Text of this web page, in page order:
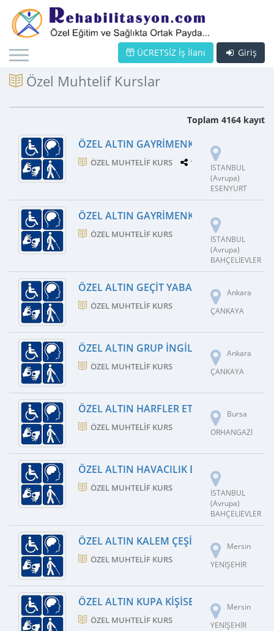
Giriş
ÜCRETSİZ İş İlanı
Özel Muhtelif Kurslar
Toplam 4164 kayıt
ÖZEL ALTIN GAYRIMENKUL VE
ÖZEL MUHTELIF KURS 1 ŞUBEİSTANBUL
(Avrupa)
ESENYURT
ÖZEL ALTIN GAYRIMENKÜL EMLAK VE
ÖZEL MUHTELIF KURS
İSTANBUL
(Avrupa)
BAHÇELİEVLER
ÖZEL ALTIN GEÇIT YABANCI DIL KURSU
ÖZEL MUHTELIF KURS
Ankara
ÇANKAYA
ÖZEL ALTIN GRUP İNGILIZCE VE MESLEK
ÖZEL MUHTELIF KURS
Ankara
ÇANKAYA
ÖZEL ALTIN HARFLER ETKIN HIZLI
ÖZEL MUHTELIF KURS
Bursa
ORHANGAZİ
ÖZEL ALTIN HAVACILIK EĞITIM KURSU
ÖZEL MUHTELIF KURS
İSTANBUL
(Avrupa)
BAHÇELİEVLER
ÖZEL ALTIN KALEM ÇEŞITLI KURSU
ÖZEL MUHTELIF KURS
Mersin
YENİŞEHİR
ÖZEL ALTIN KUPA KIŞISEL GELIŞIM
ÖZEL MUHTELIF KURS
Mersin
YENİŞEHİR